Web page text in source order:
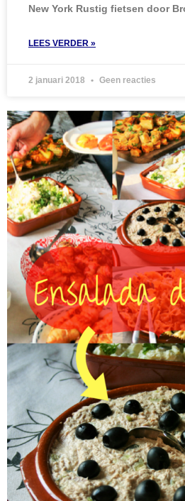
New York Rustig fietsen door
LEES VERDER »
2 januari 2018 Geen reacties